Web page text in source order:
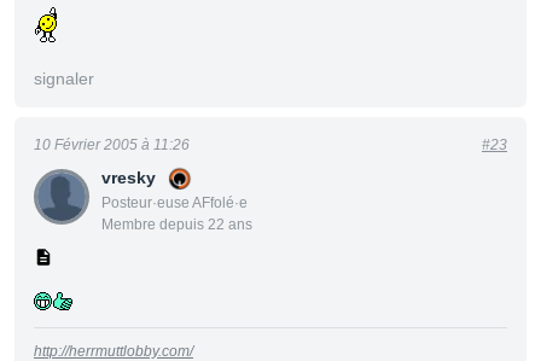
signaler
vresky
Posteur·euse AFfolé·e
Membre depuis 22 ans
10 Février 2005 à 11:26 #23
http://herrmuttlobby.com/